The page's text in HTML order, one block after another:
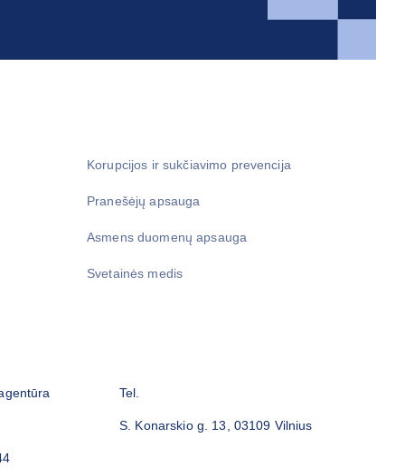
Korupcijos ir sukčiavimo prevencija
Pranešėjų apsauga
Asmens duomenų apsauga
Svetainės medis
Tel.
S. Konarskio g. 13, 03109 Vilnius